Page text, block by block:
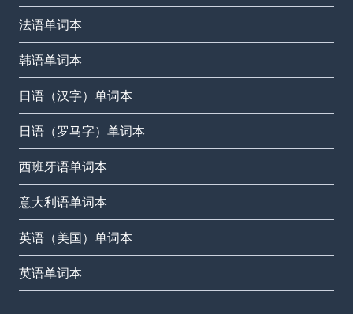
法语单词本
韩语单词本
日语（汉字）单词本
日语（罗马字）单词本
西班牙语单词本
意大利语单词本
英语（美国）单词本
英语单词本